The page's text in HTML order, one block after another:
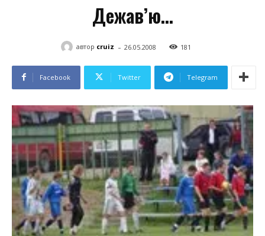
Дежав’ю…
автор cruiz - 26.05.2008 181
Facebook Twitter Telegram